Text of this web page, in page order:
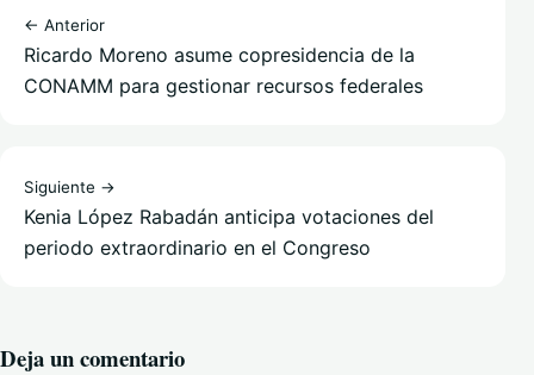
← Anterior
Ricardo Moreno asume copresidencia de la
CONAMM para gestionar recursos federales
Siguiente →
Kenia López Rabadán anticipa votaciones del
periodo extraordinario en el Congreso
Deja un comentario